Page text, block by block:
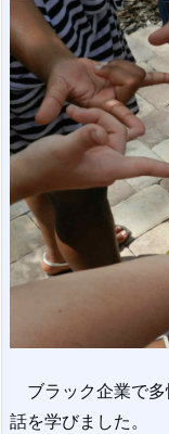
ブラック企業で多
話を学びました。